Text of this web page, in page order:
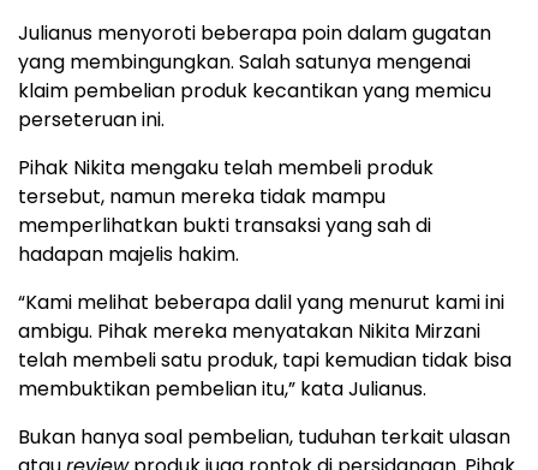
Julianus menyoroti beberapa poin dalam gugatan
yang membingungkan. Salah satunya mengenai
klaim pembelian produk kecantikan yang memicu
perseteruan ini.
Pihak Nikita mengaku telah membeli produk
tersebut, namun mereka tidak mampu
memperlihatkan bukti transaksi yang sah di
hadapan majelis hakim.
“Kami melihat beberapa dalil yang menurut kami ini
ambigu. Pihak mereka menyatakan Nikita Mirzani
telah membeli satu produk, tapi kemudian tidak bisa
membuktikan pembelian itu,” kata Julianus.
Bukan hanya soal pembelian, tuduhan terkait ulasan